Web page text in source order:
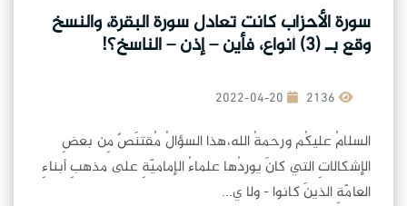
سورة الأحزاب كانت تعادل سورة البقرة، والنسخ
وقع بـ (3) أنواع، فأين – إذن – الناسخ؟!
2022-04-20
السلامُ عليكُم ورحمةُ الله،هذا السؤالُ مُقتنَصٌ مِن بعضِ
الإشكالاتِ التي كانَ يوردُها علماءُ الإماميّةِ على مذهبِ أبناءِ
العامّةِ الذينَ كانوا - ولا ي...